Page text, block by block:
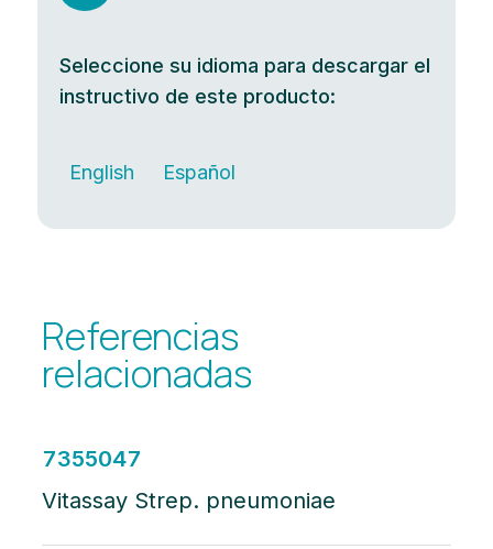
Seleccione su idioma para descargar el
instructivo de este producto:
English Español
Referencias
relacionadas
7355047
Vitassay Strep. pneumoniae